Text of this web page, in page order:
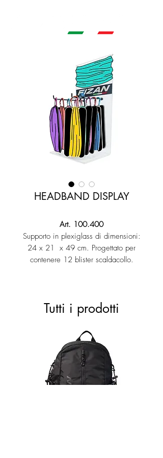
HEADBAND DISPLAY
Art. 100.400
Supporto in plexiglass di dimensioni:
24 x 21 x 49 cm. Progettato per
contenere 12 blister scaldacollo.
Tutti i prodotti